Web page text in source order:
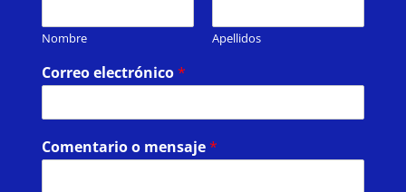
Nombre Apellidos
Correo electrónico*
Comentario o mensaje*